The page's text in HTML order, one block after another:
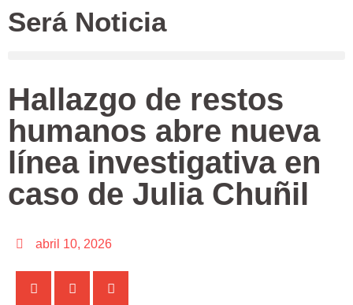
Será Noticia
Hallazgo de restos
humanos abre nueva
línea investigativa en
caso de Julia Chuñil
abril 10, 2026